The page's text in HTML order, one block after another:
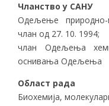
Чланство у САНУ
Одељење природно-
члан од 27. 10. 1994;
члан Одељења
оснивања Одељења
Област рада
Биохемија,